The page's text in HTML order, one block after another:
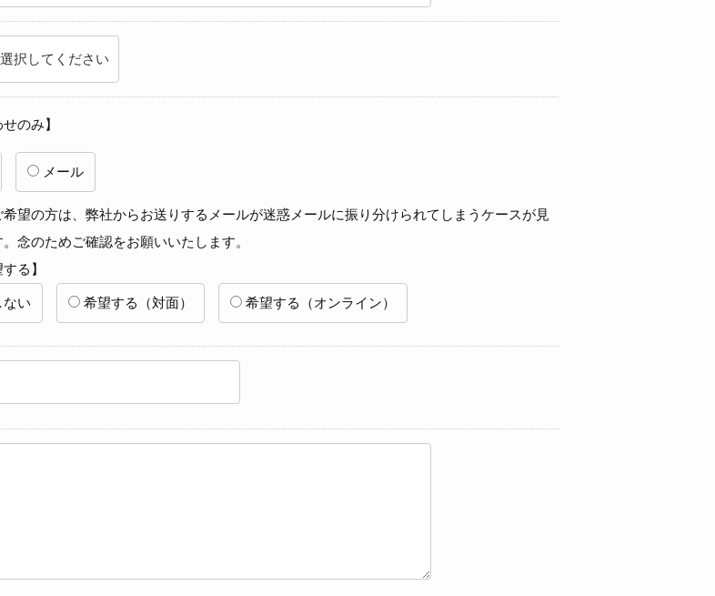
のみ】
メール
望の方は、弊社からお送りするメールが迷惑メールに振り分けられてしまうケースが見
念のためご確認をお願いいたします。
る】
ない 希望する（対面） 希望する（オンライン）